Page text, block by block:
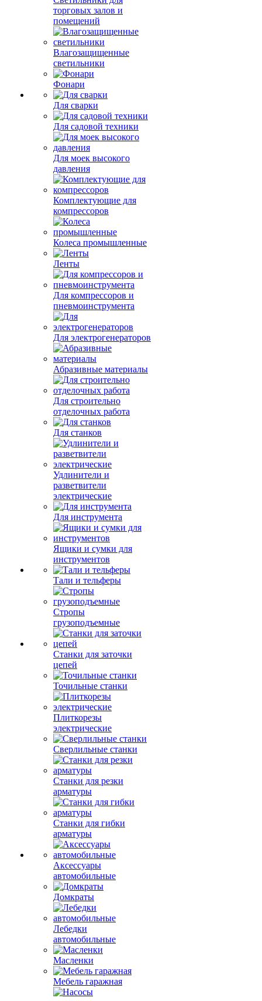
торговых залов и
помещений
Влагозащищенные
светильники
Фонари
Для сварки
Для садовой техники
Для моек высокого
давления
Комплектующие для
компрессоров
Колеса промышленные
Ленты
Для компрессоров и
пневмоинструмента
Для электрогенераторов
Абразивные материалы
Для строительно
отделочных работа
Для станков
Удлинители и
разветвители
электрические
Для инструмента
Ящики и сумки для
инструментов
Тали и тельферы
Стропы
грузоподъемные
Станки для заточки
цепей
Точильные станки
Плиткорезы
электрические
Сверлильные станки
Станки для резки
арматуры
Станки для гибки
арматуры
Аксессуары
автомобильные
Домкраты
Лебедки
автомобильные
Масленки
Мебель гаражная